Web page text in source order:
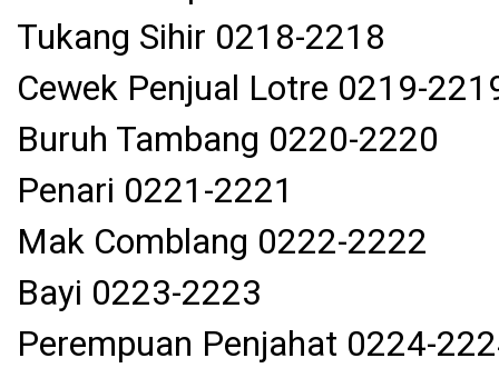
Tukang Sihir 0218-2218
Cewek Penjual Lotre 0219-
Buruh Tambang 0220-2220
Penari 0221-2221
Mak Comblang 0222-2222
Bayi 0223-2223
Perempuan Penjahat 0224-